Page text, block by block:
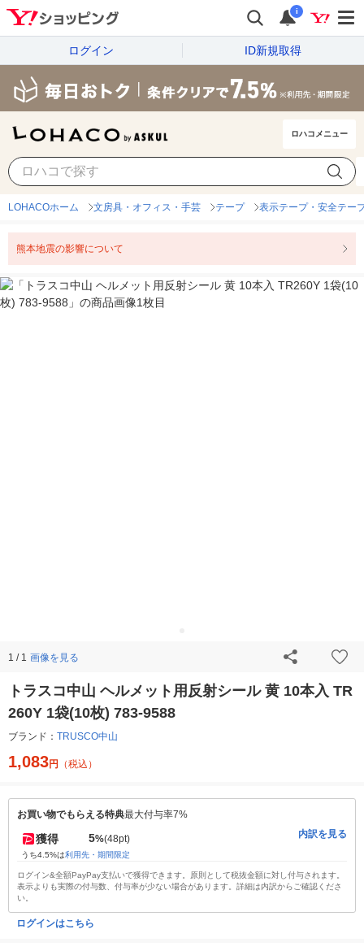
i
ログイン ID新規取得
ロハコメニュー
LOHACOホーム 文房具・オフィス・手芸 テープ 表示テープ・安全テー
熊本地震の影響について
1 / 1 画像を見る
トラスコ中山 ヘルメット用反射シール 黄 10本入 TR
260Y 1袋(10枚) 783-9588
ブランド： TRUSCO中山
1,083円 （税込）
お買い物でもらえる特典最大付与率7%
獲得 5%(48pt)
うち4.5%は利用先・期間限定
内訳を見る
ログイン&全額PayPay支払いで獲得できます。原則として税抜金額に対し付与されます。
表示よりも実際の付与数、付与率が少ない場合があります。詳細は内訳からご確認くださ
い。
ログインはこちら